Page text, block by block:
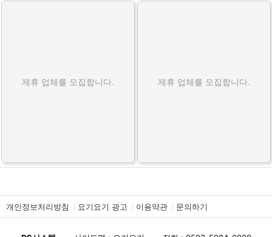
제휴 업체를 모집합니다. 제휴 업체를 모집합니다.
개인정보처리방침 요기요기 광고 이용약관 문의하기